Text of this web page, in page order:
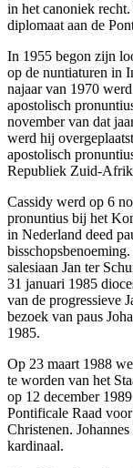
in het canoniek
diplomaat aan de
In 1955 begon zijn
op de nuntiaturen in
najaar van 1970
apostolisch
november van dat
werd hij
apostolisch
Republiek Zuid-
Cassidy werd op 6
pronuntius bij het
in Nederland deed
salesiaan Jan ter
31 januari 1985
van de progressieve
bezoek van paus
1985.
Op 23 maart 1988
te worden van het
op 12 december
Pontificale Raad
Christenen.
kardinaal.